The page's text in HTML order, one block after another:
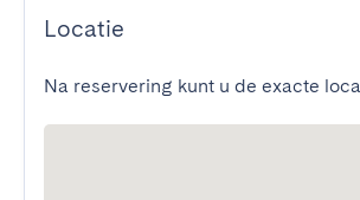
Locatie
Na reservering kunt u de exacte